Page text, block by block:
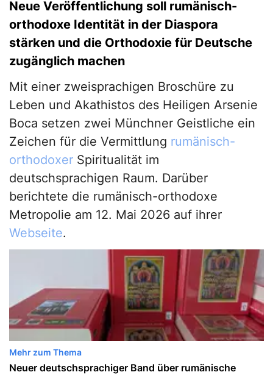
Neue Veröffentlichung soll rumänisch-
orthodoxe Identität in der Diaspora
stärken und die Orthodoxie für Deutsche
zugänglich machen
Mit einer zweisprachigen Broschüre zu
Leben und Akathistos des Heiligen Arsenie
Boca setzen zwei Münchner Geistliche ein
Zeichen für die Vermittlung rumänisch-
orthodoxer Spiritualität im
deutschsprachigen Raum. Darüber
berichtete die rumänisch-orthodoxe
Metropolie am 12. Mai 2026 auf ihrer
Webseite.
Mehr zum Thema
Neuer deutschsprachiger Band über rumänische